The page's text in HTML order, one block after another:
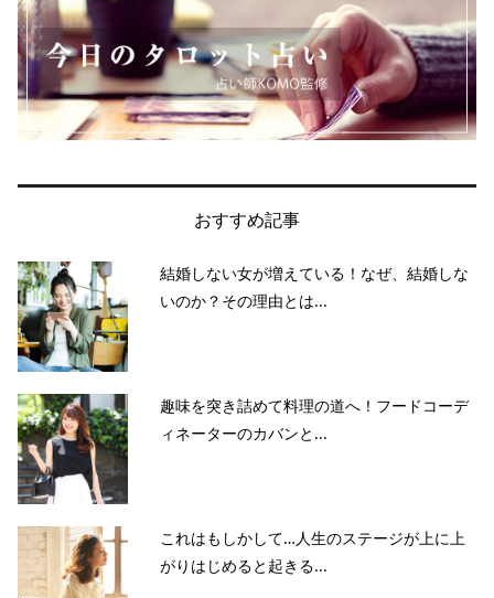
おすすめ記事
結婚しない女が増えている！なぜ、結婚しな
いのか？その理由とは...
趣味を突き詰めて料理の道へ！フードコーデ
ィネーターのカバンと...
これはもしかして…人生のステージが上に上
がりはじめると起きる...